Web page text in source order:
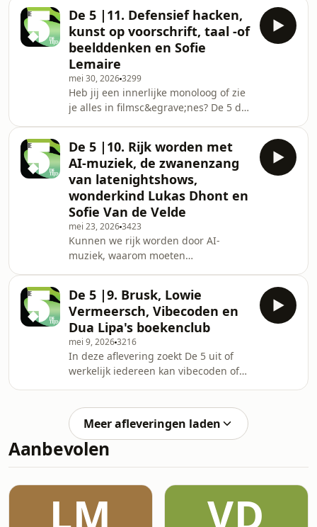
Ella V
bij uitstek? En hoe krijgt Elon Musk
zijn achterban zover om het onderste
uit de kan te halen? Ontdek het in
deze aflevering. Host: Erwin Deckers
Gasten: Natalie Helsen, Ella Van
Eynde, Bart Van Nuffelen en Roel
VerryckenChef Weekend: Sofie
VanlommelProd
De 5 |11. Defensief hacken,
kunst op voorschrift, taal -of
beelddenken en Sofie
Lemaire
mei 30, 20263299
Heb jij een innerlijke monoloog of zie
je alles in filmsc&egrave;nes? De 5 die
sokken en krijgen we binnenkort
kunst voorgeschreven door de arts?
Ontdek het in deze aflevering! Host:
Erwin Deckers Gasten: Miet De Letter,
Nina Dillen, Sofie Lemaire, Ella Van
Eynde en Pieter VerleeChef Weekend:
Sofie VanlommelProductie: Karel Dier
De 5 |10. Rijk worden met
AI-muziek, de zwanenzang
van latenightshows,
wonderkind Lukas Dhont en
Sofie Van de Velde
mei 23, 20263423
Kunnen we rijk worden door AI-
muziek, waarom moeten
galeriehouder Sofie Van de Velde ons
aan en kunnen we het succesrecept
van filmmaker Lukas Dhont
distilleren? Ontdek het in deze
aflevering! Host: Erwin Deckers
Gasten: Sofie Van de Velde, Pieter
Verlee, Roel Verrycken en Simon
WullensChef Weekend: Sofie
VanlommelProductie: Karel Di
De 5 |9. Brusk, Lowie
Vermeersch, Vibecoden en
Dua Lipa's boekenclub
mei 9, 20263216
In deze aflevering zoekt De 5 uit of
werkelijk iedereen kan vibecoden of
van de meest spraakmakende
boekenpodcasts host en hoe een rit
voelt op de allernieuwste motorfiets
van topdesigner Lowie Vermeersch.
Eynde, Sofie Vanlommel, Roel
Verrycken en Bert VoetChef Weekend:
Sofie VanlommelProductie
Meer afleveringen laden
Aanbevolen
LM VD